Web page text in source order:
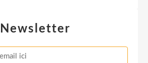
Newsletter